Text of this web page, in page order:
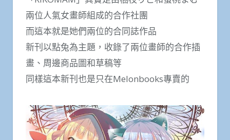
兩位人氣女畫師組成的合作社團
而這本就是她們兩位的合同誌作品
新刊以點兔為主題，收錄了兩位畫師的合作插
畫、周邊商品圖和草稿等
同樣這本新刊也是只在Melonbooks專賣的